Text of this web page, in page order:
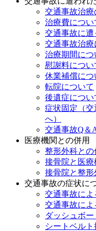
交通事故治療
治療費につい
交通事故に遭
交通事故治療
治療期間につ
慰謝料につい
休業補償につ
転院について
後遺症につい
症状固定（
へ）
交通事故Q＆
医療機関との併用
整形外科との
接骨院と医
接骨院と整形
交通事故の症状に
交通事故によ
交通事故によ
ダッシュボ
シートベルト